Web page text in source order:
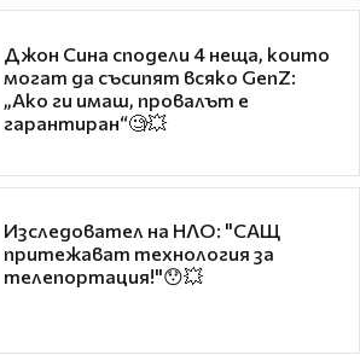
Джон Сина сподели 4 неща, които
могат да съсипят всяко GenZ:
„Ако ги имаш, провалът е
гарантиран“🧐💥
Изследовател на НЛО: "САЩ
притежават технология за
телепортация!"😯💥